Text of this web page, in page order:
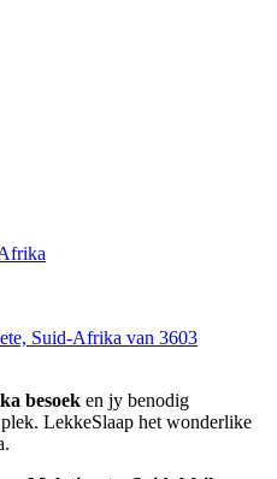
Suid-Afrika van 3603
besoek en jy benodig
LekkeSlaap het wonderlike